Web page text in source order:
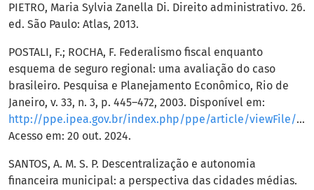
PIETRO, Maria Sylvia Zanella Di. Direito administrativo. 26.
ed. São Paulo: Atlas, 2013.
POSTALI, F.; ROCHA, F. Federalismo fiscal enquanto
esquema de seguro regional: uma avaliação do caso
brasileiro. Pesquisa e Planejamento Econômico, Rio de
Janeiro, v. 33, n. 3, p. 445–472, 2003. Disponível em:
http://ppe.ipea.gov.br/index.php/ppe/article/viewFile/83/58
Acesso em: 20 out. 2024.
SANTOS, A. M. S. P. Descentralização e autonomia
financeira municipal: a perspectiva das cidades médias.